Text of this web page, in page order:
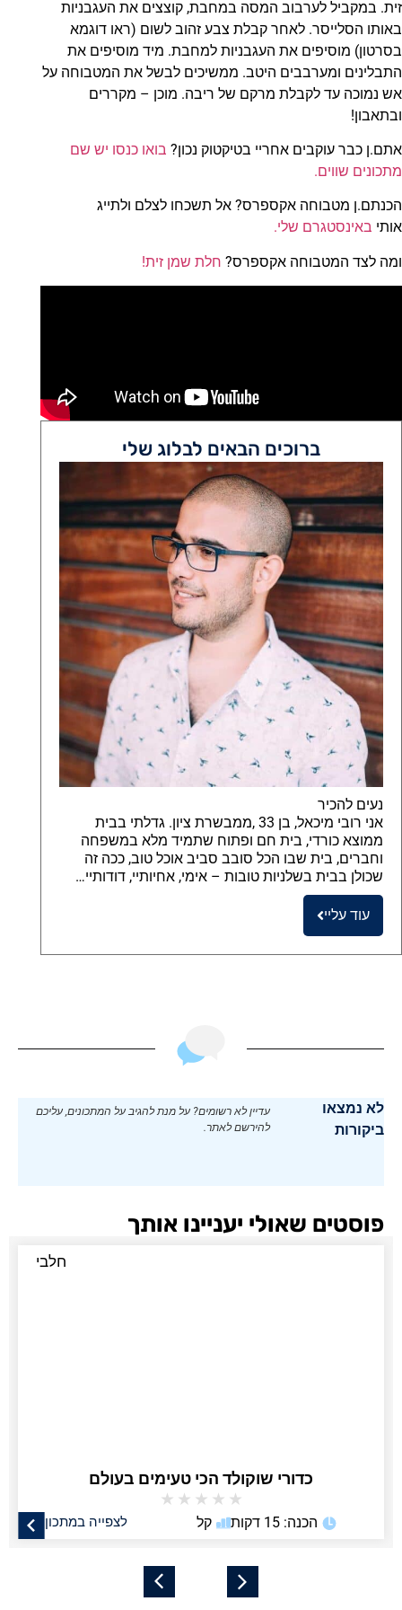
ברוכים הבאים לבלוג שלי
נעים להכיר
אני רובי מיכאל, בן 33 ,ממבשרת ציון. גדלתי בבית
ממוצא כורדי, בית חם ופתוח שתמיד מלא במשפחה
וחברים, בית שבו הכל סובב סביב אוכל טוב, ככה זה
שכולן בבית בשלניות טובות – אימי, אחיותיי, דודותיי…
עוד עליי
זית. במקביל לערבוב המסה במחבת, קוצצים את העגבניות
באותו הסלייסר. לאחר קבלת צבע זהוב לשום (ראו דוגמא
בסרטון) מוסיפים את העגבניות למחבת. מיד מוסיפים את
התבלינים ומערבבים היטב. ממשיכים לבשל את המטבוחה על
אש נמוכה עד לקבלת מרקם של ריבה. מוכן – מקררים
ובתאבון!
אתם.ן כבר עוקבים אחריי בטיקטוק נכון? בואו כנסו יש שם
מתכונים שווים.
הכנתם.ן מטבוחה אקספרס? אל תשכחו לצלם ולתייג
אותי באינסטגרם שלי.
ומה לצד המטבוחה אקספרס? חלת שמן זית!
לא נמצאו
ביקורות
עדיין לא רשומים? על מנת להגיב על המתכונים, עליכם
להירשם לאתר.
פוסטים שאולי יעניינו אותך
חלבי
כדורי שוקולד הכי טעימים בעולם
★
★
★
★
★
לצפייה במתכון הכנה: 15 דקות קל